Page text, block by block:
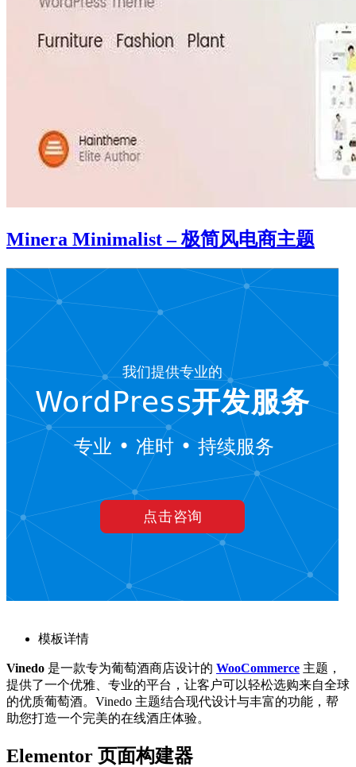
Minera Minimalist – 极简风电商主题
模板详情
Vinedo 是一款专为葡萄酒商店设计的 WooCommerce 主题，
提供了一个优雅、专业的平台，让客户可以轻松选购来自全球
的优质葡萄酒。Vinedo 主题结合现代设计与丰富的功能，帮
助您打造一个完美的在线酒庄体验。
Elementor 页面构建器